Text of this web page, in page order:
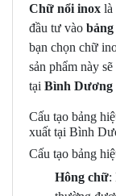
Chữ nổi inox là
đầu tư vào bảng
bạn chọn chữ
sản phẩm này
tại Bình Dương
Cấu tạo bảng
xuất tại Bình
Cấu tạo bảng
Hông chữ: